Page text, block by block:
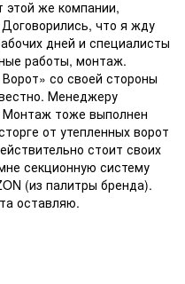
этой же компании,
что я жду
дней и специалисты
работы, монтаж.
со своей стороны
Менеджеру
Монтаж тоже выполнен
от утепленных ворот
стоит своих
секционную систему
(из палитры бренда).
оставляю.